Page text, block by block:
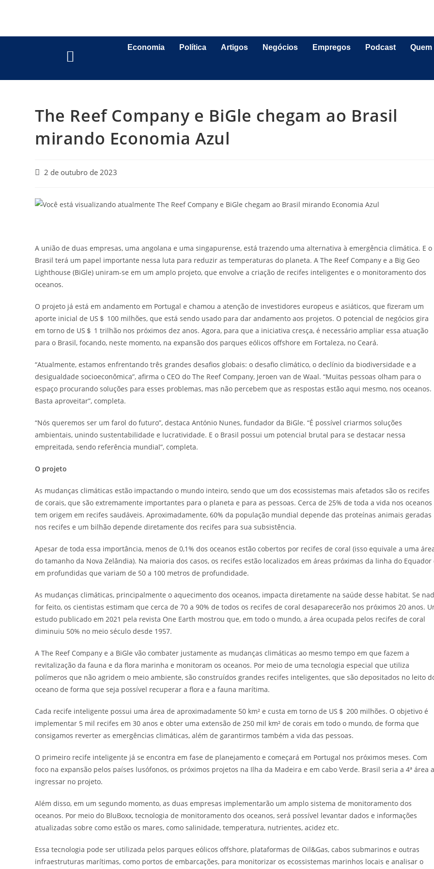
Economia Política Artigos Negócios Empregos Podcast
The Reef Company e BiGle chegam ao Brasil
mirando Economia Azul
2 de outubro de 2023
A união de duas empresas, uma angolana e uma singapurense, está trazendo uma alternativa à emergência climática. E o
Brasil terá um papel importante nessa luta para reduzir as temperaturas do planeta. A The Reef Company e a Big Geo
Lighthouse (BiGle) uniram-se em um amplo projeto, que envolve a criação de recifes inteligentes e o monitoramento dos
oceanos.
O projeto já está em andamento em Portugal e chamou a atenção de investidores europeus e asiáticos, que fizeram um
aporte inicial de US＄ 100 milhões, que está sendo usado para dar andamento aos projetos. O potencial de negócios gira
em torno de US＄ 1 trilhão nos próximos dez anos. Agora, para que a iniciativa cresça, é necessário ampliar essa atuação
para o Brasil, focando, neste momento, na expansão dos parques eólicos offshore em Fortaleza, no Ceará.
“Atualmente, estamos enfrentando três grandes desafios globais: o desafio climático, o declínio da biodiversidade e a
desigualdade socioeconômica”, afirma o CEO do The Reef Company, Jeroen van de Waal. “Muitas pessoas olham para o
espaço procurando soluções para esses problemas, mas não percebem que as respostas estão aqui mesmo, nos oceanos.
Basta aproveitar”, completa.
“Nós queremos ser um farol do futuro”, destaca António Nunes, fundador da BiGle. “É possível criarmos soluções
ambientais, unindo sustentabilidade e lucratividade. E o Brasil possui um potencial brutal para se destacar nessa
empreitada, sendo referência mundial”, completa.
O projeto
As mudanças climáticas estão impactando o mundo inteiro, sendo que um dos ecossistemas mais afetados são os recifes
de corais, que são extremamente importantes para o planeta e para as pessoas. Cerca de 25% de toda a vida nos oceanos
tem origem em recifes saudáveis. Aproximadamente, 60% da população mundial depende das proteínas animais geradas
nos recifes e um bilhão depende diretamente dos recifes para sua subsistência.
Apesar de toda essa importância, menos de 0,1% dos oceanos estão cobertos por recifes de coral (isso equivale a uma
do tamanho da Nova Zelândia). Na maioria dos casos, os recifes estão localizados em áreas próximas da linha do Equador
em profundidas que variam de 50 a 100 metros de profundidade.
As mudanças climáticas, principalmente o aquecimento dos oceanos, impacta diretamente na saúde desse habitat. Se
for feito, os cientistas estimam que cerca de 70 a 90% de todos os recifes de coral desaparecerão nos próximos 20 anos.
estudo publicado em 2021 pela revista One Earth mostrou que, em todo o mundo, a área ocupada pelos recifes de coral
diminuiu 50% no meio século desde 1957.
A The Reef Company e a BiGle vão combater justamente as mudanças climáticas ao mesmo tempo em que fazem a
revitalização da fauna e da flora marinha e monitoram os oceanos. Por meio de uma tecnologia especial que utiliza
polímeros que não agridem o meio ambiente, são construídos grandes recifes inteligentes, que são depositados no leito
oceano de forma que seja possível recuperar a flora e a fauna marítima.
Cada recife inteligente possui uma área de aproximadamente 50 km² e custa em torno de US＄ 200 milhões. O objetivo é
implementar 5 mil recifes em 30 anos e obter uma extensão de 250 mil km² de corais em todo o mundo, de forma que
consigamos reverter as emergências climáticas, além de garantirmos também a vida das pessoas.
O primeiro recife inteligente já se encontra em fase de planejamento e começará em Portugal nos próximos meses. Com
foco na expansão pelos países lusófonos, os próximos projetos na Ilha da Madeira e em cabo Verde. Brasil seria a 4ª área a
ingressar no projeto.
Além disso, em um segundo momento, as duas empresas implementarão um amplo sistema de monitoramento dos
oceanos. Por meio do BluBoxx, tecnologia de monitoramento dos oceanos, será possível levantar dados e informações
atualizadas sobre como estão os mares, como salinidade, temperatura, nutrientes, acidez etc.
Essa tecnologia pode ser utilizada pelos parques eólicos offshore, plataformas de Oil&Gas, cabos submarinos e outras
infraestruturas marítimas, como portos de embarcações, para monitorizar os ecossistemas marinhos locais e analisar o